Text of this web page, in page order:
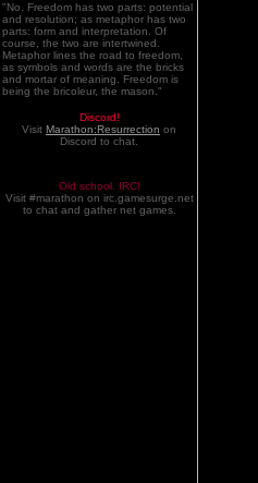
"No. Freedom has two parts: potential
and resolution; as metaphor has two
parts: form and interpretation. Of
course, the two are intertwined.
Metaphor lines the road to freedom,
as symbols and words are the bricks
and mortar of meaning. Freedom is
being the bricoleur, the mason."
Discord!
Visit Marathon:Resurrection on
Discord to chat.
Old school. IRC!
Visit #marathon on irc.gamesurge.net
to chat and gather net games.